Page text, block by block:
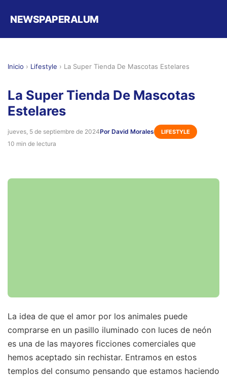
NEWSPAPERALUM
Inicio › Lifestyle › La Super Tienda De Mascotas Estelares
La Super Tienda De Mascotas
Estelares
jueves, 5 de septiembre de 2024Por David Morales LIFESTYLE
10 min de lectura
La idea de que el amor por los animales puede
comprarse en un pasillo iluminado con luces de neón
es una de las mayores ficciones comerciales que
hemos aceptado sin rechistar. Entramos en estos
templos del consumo pensando que estamos haciendo